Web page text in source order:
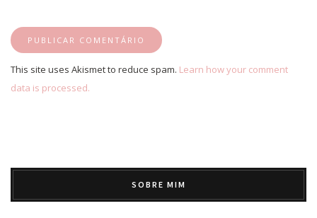
This site uses Akismet to reduce spam. Learn how your comment
data is processed.
SOBRE MIM